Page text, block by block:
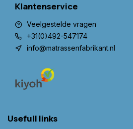
Klantenservice
Veelgestelde vragen
+31(0)492-547174
info@matrassenfabrikant.nl
Usefull links